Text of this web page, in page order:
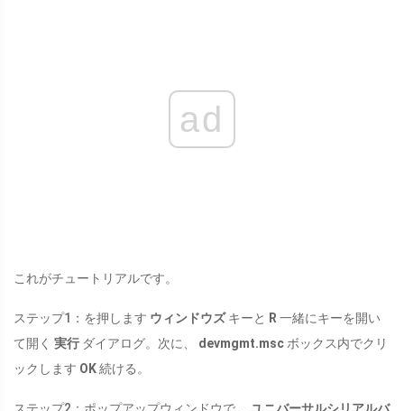
ad
これがチュートリアルです。
ステップ1：を押します ウィンドウズキーと R 一緒にキーを開い
て開く 実行 ダイアログ。次に、 devmgmt.msc ボックス内でクリ
ックします OK続ける。